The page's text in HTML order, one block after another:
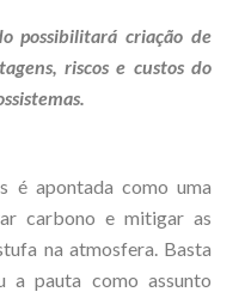
possibilitará criação de
riscos e custos do
é apontada como uma
carbono e mitigar as
na atmosfera. Basta
a pauta como assunto